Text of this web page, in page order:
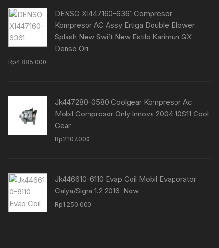
DENSO XI447160-6361 Compresor
Kompresor AC Assy Ertiga Double Blower
Splash New Swift New Estilo Karimun GX
Denso Ori
Rp4.885.000
Jk447280-0580 Coolgear Kompresor Ac
Mobil Compresor Only Innova 2004 10S11 Cool
Gear
Rp2.107.000
Jk446610-6110 Evap Coil Mobil Evaporator
Calya/Sigra 1.2 2016-Now
Rp1.250.000